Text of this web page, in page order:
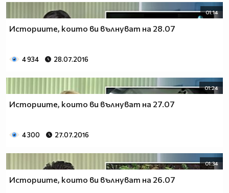
01:14
Историите, които ви вълнуват на 28.07
4 934 28.07.2016
01:24
Историите, които ви вълнуват на 27.07
4 300 27.07.2016
01:34
Историите, които ви вълнуват на 26.07